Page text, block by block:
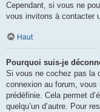
Cependant, si vous ne
vous invitons à contacter
Haut
Pourquoi suis-je
Si vous ne cochez pas la
connexion au forum, vous
prédéfinie. Cela permet
quelqu’un d’autre. Pour